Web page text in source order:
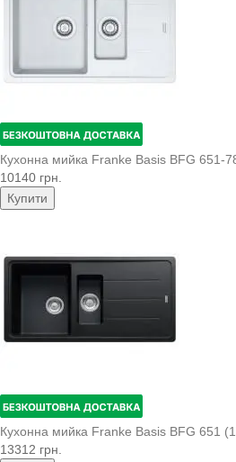
Кухонна мийка Franke Basis BFG 651-
10140 грн.
Купити
Кухонна мийка Franke Basis BFG 651
13312 грн.